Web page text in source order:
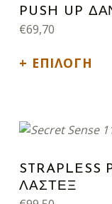
PUSH UP
€69,70
ΕΠΙΛΟΓΉ
STRAPLESS
ΛΑΣΤΕΞ
Αυτό το προϊόν έχει πολλαπλές παραλλαγές. Οι επιλογές μπορούν να επιλεγούν στη σελίδα του προϊόντος